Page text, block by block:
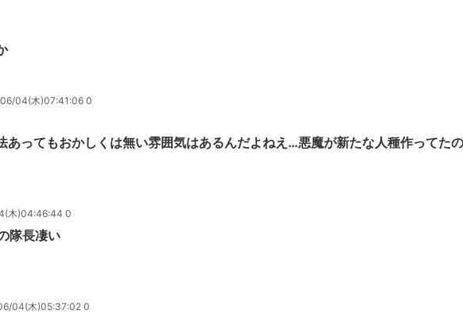
04(木)07:41:06 0
あってもおかしくは無い雰囲気はあるんだよねえ…悪魔が新たな人種作ってた
木)04:46:44 0
隊長凄い
04(木)05:37:02 0